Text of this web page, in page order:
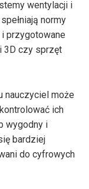
wentylacji i
normy
przygotowane
3D czy sprzęt
nauczyciel może
ich
wygodny i
bardziej
do cyfrowych